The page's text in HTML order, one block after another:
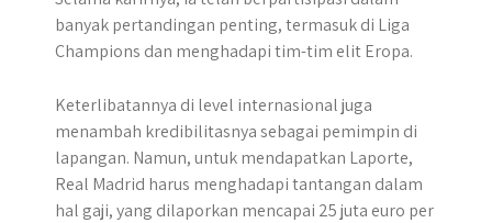
banyak pertandingan penting, termasuk di Liga
Champions dan menghadapi tim-tim elit Eropa.
Keterlibatannya di level internasional juga
menambah kredibilitasnya sebagai pemimpin di
lapangan. Namun, untuk mendapatkan Laporte,
Real Madrid harus menghadapi tantangan dalam
hal gaji, yang dilaporkan mencapai 25 juta euro per